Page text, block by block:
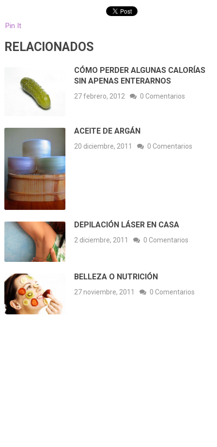
Pin It
RELACIONADOS
CÓMO PERDER ALGUNAS CALORÍAS
SIN APENAS ENTERARNOS
27 febrero, 2012 0 Comentarios
ACEITE DE ARGÁN
20 diciembre, 2011 0 Comentarios
DEPILACIÓN LÁSER EN CASA
2 diciembre, 2011 0 Comentarios
BELLEZA O NUTRICIÓN
27 noviembre, 2011 0 Comentarios